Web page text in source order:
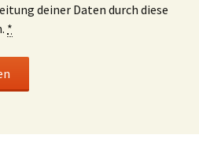
deiner Daten durch diese
*